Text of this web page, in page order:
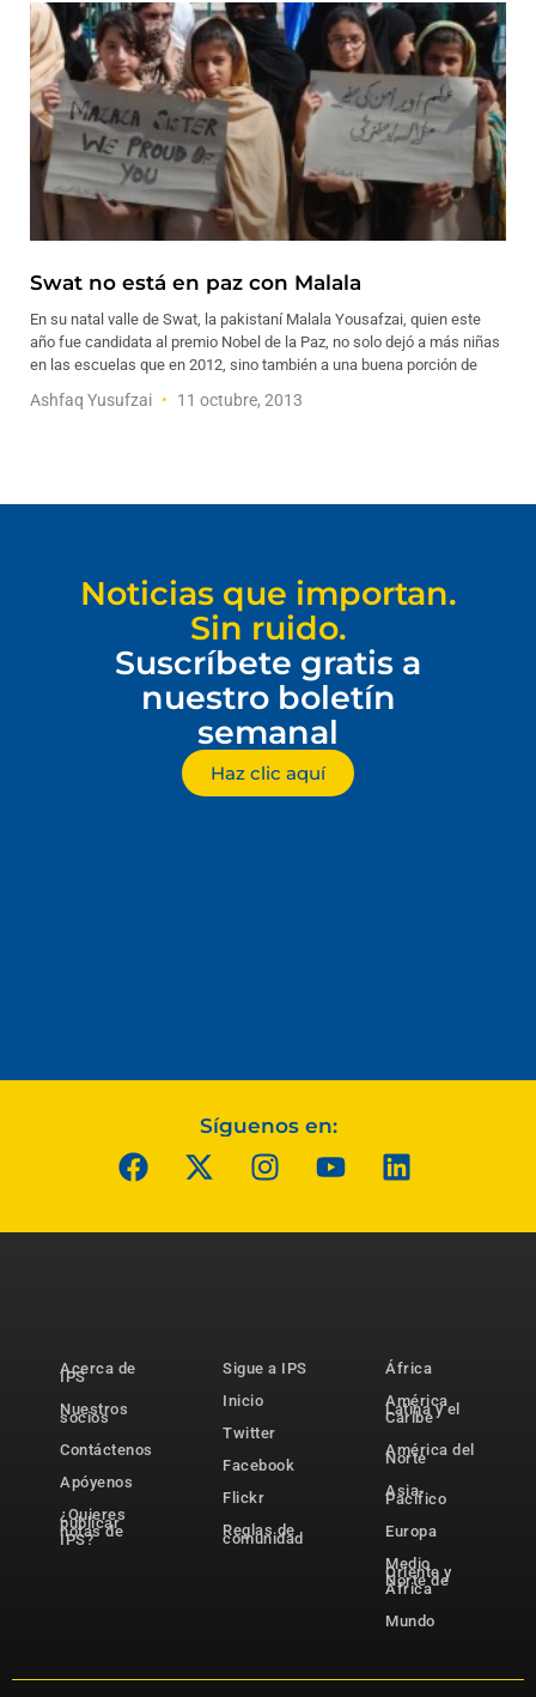
Swat no está en paz con Malala
En su natal valle de Swat, la pakistaní Malala Yousafzai, quien este
año fue candidata al premio Nobel de la Paz, no solo dejó a más niñas
en las escuelas que en 2012, sino también a una buena porción de
Ashfaq Yusufzai 11 octubre, 2013
Noticias que importan.
Sin ruido.
Suscríbete gratis a
nuestro boletín
semanal
Haz clic aquí
Síguenos en:
Acerca de
IPS
Nuestros
socios
Contáctenos
Apóyenos
¿Quieres
publicar
notas de
IPS?
Sigue a IPS
Inicio
Twitter
Facebook
Flickr
Reglas de
comunidad
África
América
Latina y el
Caribe
América del
Norte
Asia-
Pacífico
Europa
Medio
Oriente y
Norte de
África
Mundo